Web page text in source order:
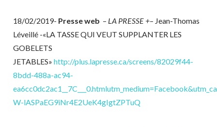
18/02/2019- Presse web – LA PRESSE +– Jean-Thomas
Léveillé -«LA TASSE QUI VEUT SUPPLANTER LES
GOBELETS
JETABLES» http://plus.lapresse.ca/screens/82029f44-
8bdd-488a-ac94-
W-lASPaEG9iNr4E2UeK4gIgtZPTuQ